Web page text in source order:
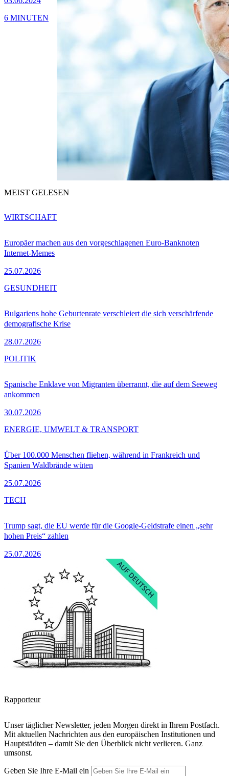
6 MINUTEN
MEIST GELESEN
Europäer machen aus den vorgeschlagenen Euro-Banknoten
Internet-Memes
25.07.2026
WIRTSCHAFT
Bulgariens hohe Geburtenrate verschleiert die sich verschärfende
demografische Krise
28.07.2026
GESUNDHEIT
Spanische Enklave von Migranten überrannt, die auf dem Seeweg
ankommen
30.07.2026
POLITIK
Über 100.000 Menschen fliehen, während in Frankreich und
Spanien Waldbrände wüten
25.07.2026
ENERGIE, UMWELT & TRANSPORT
Trump sagt, die EU werde für die Google-Geldstrafe einen „sehr
hohen Preis“ zahlen
25.07.2026
TECH
Rapporteur
Unser täglicher Newsletter, jeden Morgen direkt in Ihrem Postfach.
Mit aktuellen Nachrichten aus den europäischen Institutionen und
Hauptstädten – damit Sie den Überblick nicht verlieren. Ganz
umsonst.
Geben Sie Ihre E-Mail ein